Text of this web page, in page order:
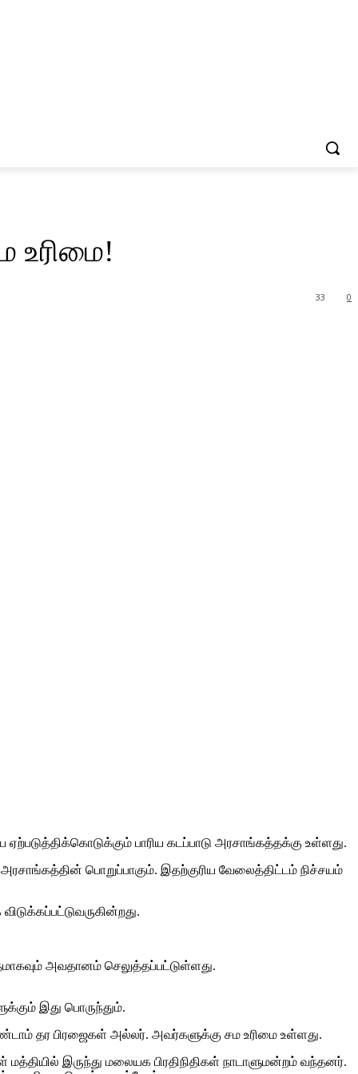
உரிமை!
0
33
பாரிய கடப்பாடு அரசாங்கத்தக்கு உள்ளது.
பொறுப்பாகும். இதற்குரிய வேலைத்திட்டம் நிச்சயம்
அவதானம் செலுத்தப்பட்டுள்ளது.
இது பொருந்தும்.
தர பிரஜைகள் அல்லர். அவர்களுக்கு சம உரிமை உள்ளது.
இருந்து மலையக பிரதிநிதிகள் நாடாளுமன்றம் வந்தனர்.